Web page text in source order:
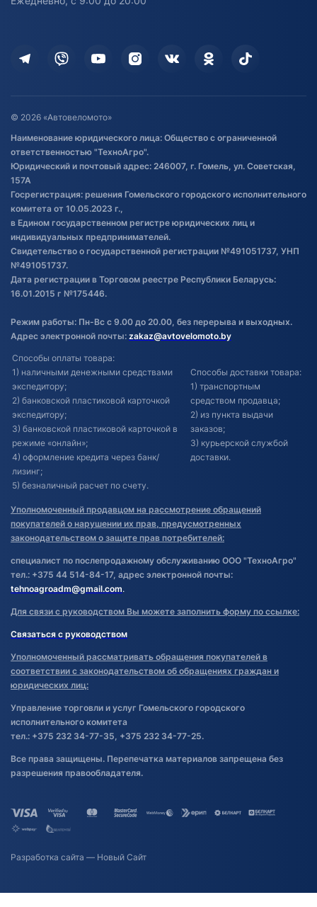
Дополнительные услуги
Оставить отзыв
Договор публичной оферты
Обработка файлов cookie
Постановка транспорта на учет
Обновления в ЭПТС 2024
© 2026 «Автовеломото»
Наименование юридического лица: Общество с ограниченной
ответственностью "ТехноАгро".
Юридический и почтовый адрес: 246007, г. Гомель, ул. Советская,
157А
Госрегистрация: решения Гомельского городского исполнительного
комитета от 10.05.2023 г.,
в Едином государственном регистре юридических лиц и
индивидуальных предпринимателей.
Свидетельство о государственной регистрации №491051737, УНП
№491051737.
Дата регистрации в Торговом реестре Республики Беларусь:
16.01.2015 г №175446.
Режим работы: Пн-Вс с 9.00 до 20.00, без перерыва и выходных.
Адрес электронной почты: zakaz@avtovelomoto.by
Способы оплаты товара:
1) наличными денежными средствами
экспедитору;
2) банковской пластиковой карточкой
экспедитору;
3) банковской пластиковой карточкой в
режиме «онлайн»;
4) оформление кредита через банк/
лизинг;
5) безналичный расчет по счету.
Способы доставки товара:
1) транспортным
средством продавца;
2) из пункта выдачи
заказов;
3) курьерской службой
доставки.
Уполномоченный продавцом на рассмотрение обращений
покупателей о нарушении их прав, предусмотренных
законодательством о защите прав потребителей:
специалист по послепродажному обслуживанию ООО "ТехноАгро"
тел.: +375 44 514-84-17, адрес электронной почты:
tehnoagroadm@gmail.com.
Для связи с руководством Вы можете заполнить форму по ссылке:
Связаться с руководством
Уполномоченный рассматривать обращения покупателей в
соответствии с законодательством об обращениях граждан и
юридических лиц:
Управление торговли и услуг Гомельского городского
исполнительного комитета
тел.: +375 232 34-77-35, +375 232 34-77-25.
Все права защищены. Перепечатка материалов запрещена без
разрешения правообладателя.
Разработка сайта — Новый Сайт